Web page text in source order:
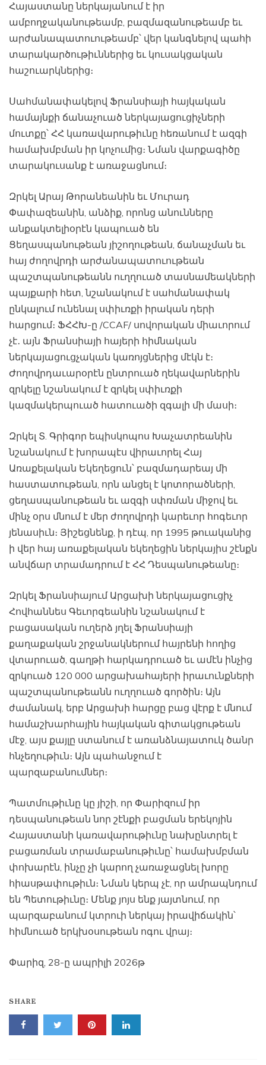
Հայաստանը ներկայանում է իր
ամբողջականութեամբ, բազմազանութեամբ եւ
արժանապատուութեամբ՝ վեր կանգնելով պահի
տարակարծութիւններից եւ կուսակցական
հաշուարկներից։
Սահմանափակելով Ֆրանսիայի հայկական
համայնքի ճանաչուած ներկայացուցիչների
մուտքը՝ ՀՀ կառավարութիւնը հեռանում է ազգի
համախմբման իր կոչումից։ Նման վարքագիծը
տարակուսանք է առաջացնում։
Զրկել Արայ Թորանեանին եւ Մուրադ
Փափազեանին, անձիք, որոնց անունները
անքակտելիօրէն կապուած են
Ցեղասպանութեան յիշողութեան, ճանաչման եւ
հայ ժողովրդի արժանապատուութեան
պաշտպանութեանն ուղղուած տասնամեակների
պայքարի հետ, նշանակում է սահմանափակ
ընկալում ունենալ սփիւռքի իրական դերի
հարցում։ ՖՀՀԽ-ը /CCAF/ սովորական միաւորում
չէ․ այն Ֆրանսիայի հայերի հիմնական
ներկայացուցչական կառոյցներից մէկն է։
Ժողովրդաւարօրէն ընտրուած ղեկավարներին
զրկելը նշանակում է զրկել սփիւռքի
կազմակերպուած հատուածի զգալի մի մասի։
Զրկել Տ. Գրիգոր եպիսկոպոս Խաչատրեանին
նշանակում է խորապէս վիրաւորել Հայ
Առաքելական Եկեղեցուն՝ բազմադարեայ մի
հաստատութեան, որն անցել է կոտորածների,
ցեղասպանութեան եւ ազգի սփռման միջով եւ
մինչ օրս մնում է մեր ժողովրդի կարեւոր հոգեւոր
յենասիւն։ Յիշեցնենք, ի դէպ, որ 1995 թուականից
ի վեր հայ առաքելական եկեղեցին ներկայիս շէնքն
անվճար տրամադրում է ՀՀ Դեսպանութեանը։
Զրկել Ֆրանսիայում Արցախի ներկայացուցիչ
Հովհաննես Գեւորգեանին նշանակում է
բացասական ուղերձ յղել Ֆրանսիայի
քաղաքական շրջանակներում հայրենի հողից
վտարուած, գաղթի հարկադրուած եւ ամէն ինչից
զրկուած 120 000 արցախահայերի իրաւունքների
պաշտպանութեանն ուղղուած գործին։ Այն
ժամանակ, երբ Արցախի հարցը բաց վէրք է մնում
համաշխարհային հայկական գիտակցութեան
մէջ, այս քայլը ստանում է առանձնայատուկ ծանր
հնչեղութիւն։ Այն պահանջում է
պարզաբանումներ։
Պատմութիւնը կը յիշի, որ Փարիզում իր
դեսպանութեան նոր շէնքի բացման երեկոյին
Հայաստանի կառավարութիւնը նախընտրել է
բացառման տրամաբանութիւնը՝ համախմբման
փոխարէն, ինչը չի կարող չառաջացնել խորը
հիասթափութիւն։ Նման կերպ չէ, որ ամրապնդում
են Պետութիւնը։ Մենք յոյս ենք յայտնում, որ
պարզաբանում կտրուի ներկայ իրավիճակին՝
հիմնուած երկխօսութեան ոգու վրայ։
Փարիզ, 28-ը ապրիլի 2026թ
SHARE